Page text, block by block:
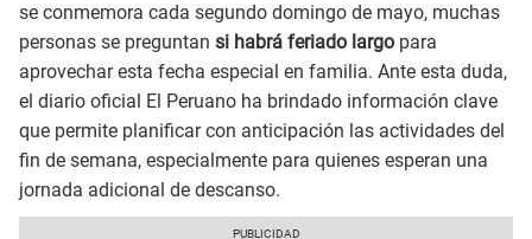
se conmemora cada segundo domingo de mayo, muchas
personas se preguntan si habrá feriado largo para
aprovechar esta fecha especial en familia. Ante esta duda,
el diario oficial El Peruano ha brindado información clave
que permite planificar con anticipación las actividades del
fin de semana, especialmente para quienes esperan una
jornada adicional de descanso.